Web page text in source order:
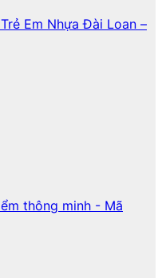
Em Nhựa Đài Loan –
thông minh - Mã